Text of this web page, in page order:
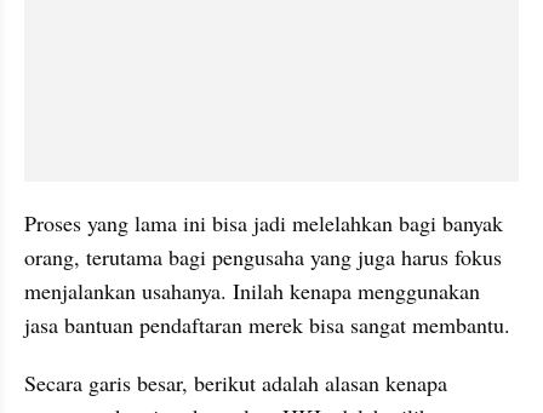
Proses yang lama ini bisa jadi melelahkan bagi banyak
orang, terutama bagi pengusaha yang juga harus fokus
menjalankan usahanya. Inilah kenapa menggunakan
jasa bantuan pendaftaran merek bisa sangat membantu.
Secara garis besar, berikut adalah alasan kenapa